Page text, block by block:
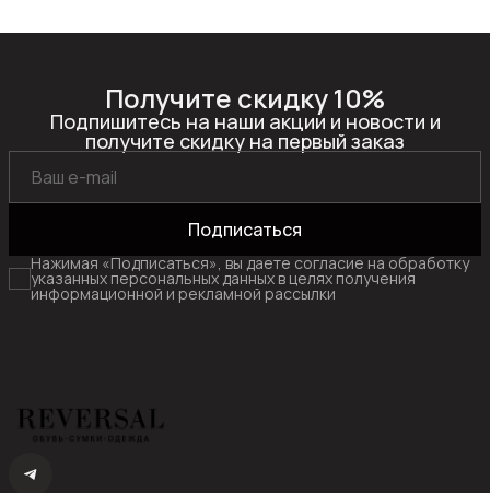
Получите скидку 10%
Подпишитесь на наши акции и новости и
получите скидку на первый заказ
Подписаться
Нажимая «Подписаться», вы даете согласие на обработку
указанных персональных данных в целях получения
информационной и рекламной рассылки